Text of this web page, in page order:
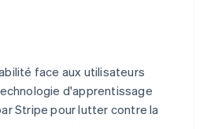
face aux utilisateurs
d'apprentissage
Stripe pour lutter contre la